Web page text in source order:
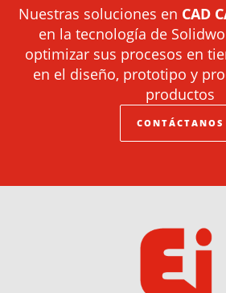
Nuestras soluciones en CAD
en la tecnología de
optimizar sus procesos en
en el diseño, prototipo y
productos
CONTÁCTANOS